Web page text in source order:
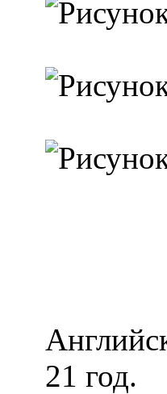
21 год.